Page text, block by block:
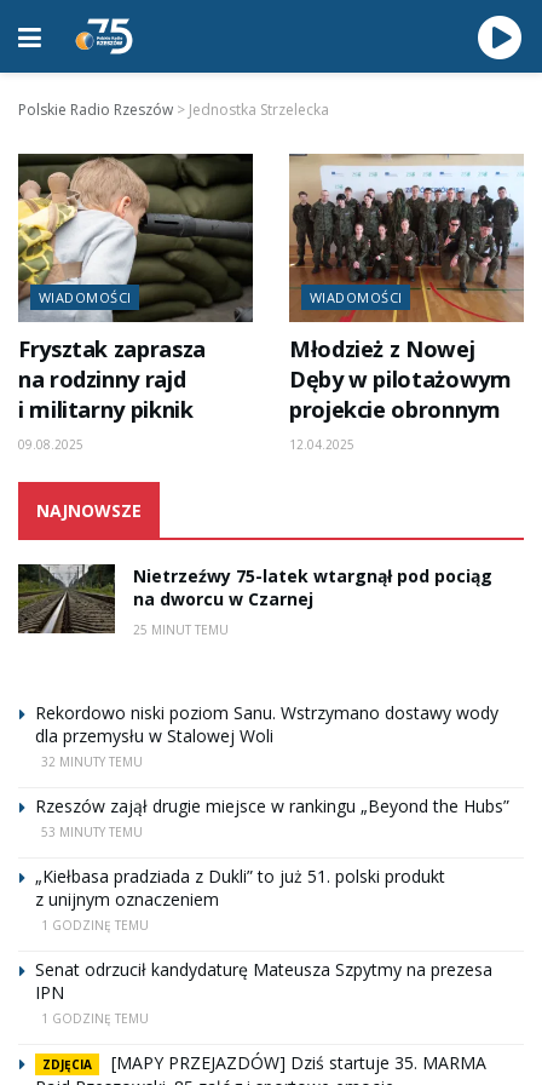
Polskie Radio Rzeszów > Jednostka Strzelecka
WIADOMOŚCI
Frysztak zaprasza
na rodzinny rajd
i militarny piknik
09.08.2025
WIADOMOŚCI
Młodzież z Nowej
Dęby w pilotażowym
projekcie obronnym
12.04.2025
NAJNOWSZE
Nietrzeźwy 75-latek wtargnął pod pociąg
na dworcu w Czarnej
25 MINUT TEMU
Rekordowo niski poziom Sanu. Wstrzymano dostawy wody
dla przemysłu w Stalowej Woli
32 MINUTY TEMU
Rzeszów zajął drugie miejsce w rankingu „Beyond the Hubs”
53 MINUTY TEMU
„Kiełbasa pradziada z Dukli” to już 51. polski produkt
z unijnym oznaczeniem
1 GODZINĘ TEMU
Senat odrzucił kandydaturę Mateusza Szpytmy na prezesa
IPN
1 GODZINĘ TEMU
ZDJĘCIA
[MAPY PRZEJAZDÓW] Dziś startuje 35. MARMA